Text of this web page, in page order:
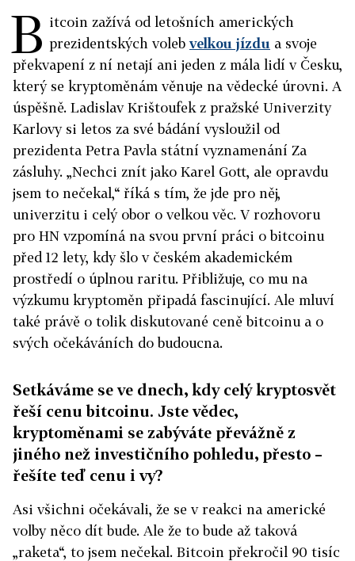
B itcoin zažívá od letošních amerických
prezidentských volebvelkou jízdu a svoje
překvapení z ní netají ani jeden z mála lidí v Česku,
který se kryptoměnám věnuje na vědecké úrovni. A
úspěšně. Ladislav Krištoufek z pražské Univerzity
Karlovy si letos za své bádání vysloužil od
prezidenta Petra Pavla státní vyznamenání Za
zásluhy. „Nechci znít jako Karel Gott, ale opravdu
jsem to nečekal,“ říká s tím, že jde pro něj,
univerzitu i celý obor o velkou věc. V rozhovoru
pro HN vzpomíná na svou první práci o bitcoinu
před 12 lety, kdy šlo v českém akademickém
prostředí o úplnou raritu. Přibližuje, co mu na
výzkumu kryptoměn připadá fascinující. Ale mluví
také právě o tolik diskutované ceně bitcoinu a o
svých očekáváních do budoucna.
Setkáváme se ve dnech, kdy celý kryptosvět
řeší cenu bitcoinu. Jste vědec,
kryptoměnami se zabýváte převážně z
jiného než investičního pohledu, přesto –
řešíte teď cenu i vy?
Asi všichni očekávali, že se v reakci na americké
volby něco dít bude. Ale že to bude až taková
„raketa“, to jsem nečekal. Bitcoin překročil 90 tisíc